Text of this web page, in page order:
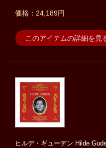
価格：24,189円
このアイテムの詳細を見
ヒルデ・ギューデン Hilde